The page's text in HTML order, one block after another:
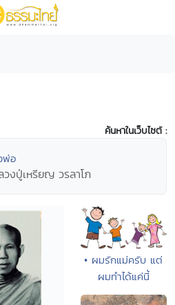
ค้นหาในเว็บไซต์ :
พ่อ
งปู่เหรียญ วรลาโภ
• ผมรักแม่ครับ แต่
ผมทำได้แค่นี้